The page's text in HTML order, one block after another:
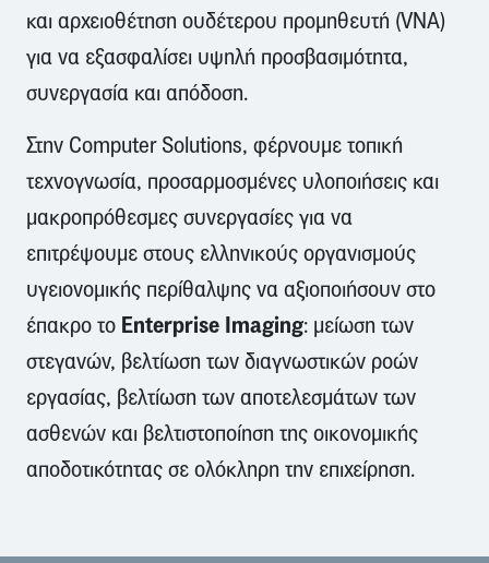
και αρχειοθέτηση ουδέτερου προμηθευτή (VNA)
για να εξασφαλίσει υψηλή προσβασιμότητα,
συνεργασία και απόδοση.
Στην Computer Solutions, φέρνουμε τοπική
τεχνογνωσία, προσαρμοσμένες υλοποιήσεις και
μακροπρόθεσμες συνεργασίες για να
επιτρέψουμε στους ελληνικούς οργανισμούς
υγειονομικής περίθαλψης να αξιοποιήσουν στο
έπακρο το Enterprise Imaging: μείωση των
στεγανών, βελτίωση των διαγνωστικών ροών
εργασίας, βελτίωση των αποτελεσμάτων των
ασθενών και βελτιστοποίηση της οικονομικής
αποδοτικότητας σε ολόκληρη την επιχείρηση.